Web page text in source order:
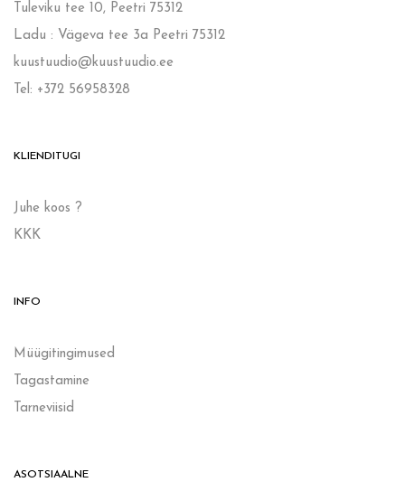
Tuleviku tee 10, Peetri 75312
Ladu : Vägeva tee 3a Peetri 75312
kuustuudio@kuustuudio.ee
Tel: +372 56958328
KLIENDITUGI
Juhe koos ?
KKK
INFO
Müügitingimused
Tagastamine
Tarneviisid
ASOTSIAALNE